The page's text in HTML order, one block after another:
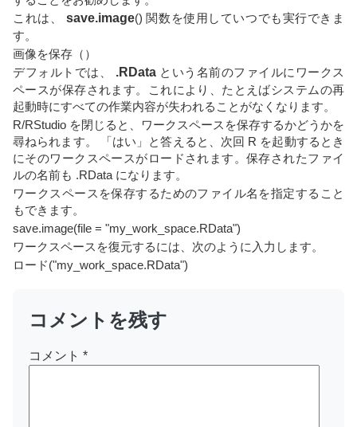
これは、 save.image() 関数を使用していつでも実行できま
す。
画像を保存（）
デフォルトでは、 .RDataという名前のファイルにワークス
ペースが保存されます。これにより、たとえばシステムの再
起動時にすべての作業内容が失われることがなくなります。
R/RStudio を閉じると、ワークスペースを保存するかどうかを
尋ねられます。 「はい」と答えると、次回 R を起動するとき
にそのワークスペースがロードされます。保存されたファイ
ルの名前も .RData になります。
ワークスペースを保存するためのファイル名を指定すること
もできます。
save.image(file = "my_work_space.RData")
ワークスペースを復元するには、次のように入力します。
ロード("my_work_space.RData")
コメントを残す
コメント *